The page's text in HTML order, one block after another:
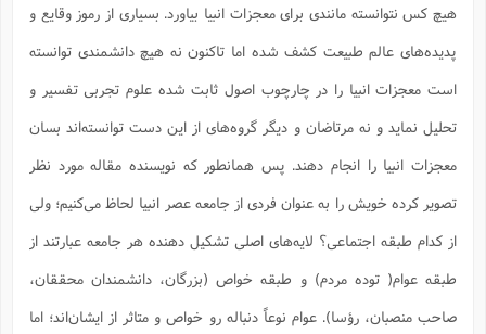
هیچ کس نتوانسته مانندی برای معجزات انبیا بیاورد. بسیاری از رموز وقایع و
پدیده‌‌های عالم طبیعت کشف شده اما تاکنون نه هیچ دانشمندی توانسته
است معجزات انبیا را در چارچوب اصول ثابت شده علوم تجربی تفسیر و
تحلیل نماید و نه مرتاضان و دیگر گروه‌‌های از این دست توانسته‌اند بسان
معجزات انبیا را انجام دهند. پس همانطور که نویسنده مقاله مورد نظر
تصویر کرده خویش را به عنوان فردی از جامعه عصر انبیا لحاظ می‌کنیم؛ ولی
از کدام طبقه اجتماعی؟ لایه‌‌های اصلی تشکیل دهنده هر جامعه عبارتند از
طبقه عوام( توده مردم) و طبقه خواص (بزرگان، دانشمندان محققان،
صاحب منصبان، رؤسا). عوام نوعاً دنباله رو خواص و متاثر از ایشان‌اند؛ اما